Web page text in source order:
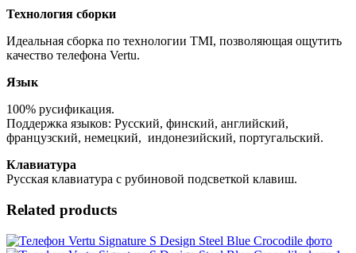
Технология сборки
Идеальная сборка по технологии TMI, позволяющая ощутить
качество телефона Vertu.
Язык
100% русификация.
Поддержка языков: Русский, финский, английский,
французский, немецкий, индонезийский, португальский.
Клавиатура
Русская клавиатура с рубиновой подсветкой клавиш.
Related products